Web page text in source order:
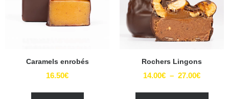
Caramels enrobés
16.50€
Rochers Lingons
14.00€ – 27.00€